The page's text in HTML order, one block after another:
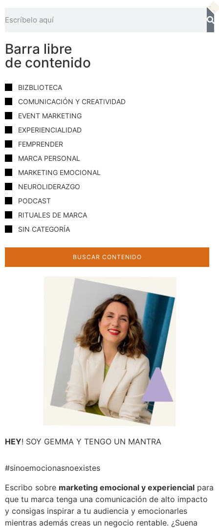
Barra libre
de contenido
BIZBLIOTECA
COMUNICACIÓN Y CREATIVIDAD
EVENT MARKETING
EXPERIENCIALIDAD
FEMPRENDER
MARCA PERSONAL
MARKETING EMOCIONAL
NEUROLIDERAZGO
PODCAST
RITUALES DE MARCA
SIN CATEGORÍA
HEY! SOY GEMMA Y TENGO UN MANTRA
#sinoemocionasnoexistes
Escribo sobre marketing emocional y experiencial para
que tu marca tenga una comunicación de alto impacto
y consigas inspirar a tu audiencia y emocionarles
mientras además creas un negocio rentable. ¿Suena